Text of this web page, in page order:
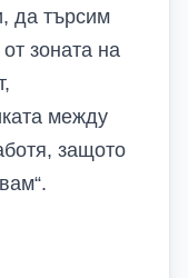
да търсим
зоната на
между
защото